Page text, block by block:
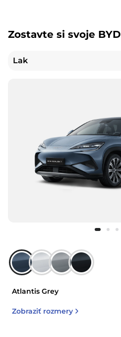
Zostavte si svoje BYD
Lak
Atlantis Grey
Zobraziť rozmery